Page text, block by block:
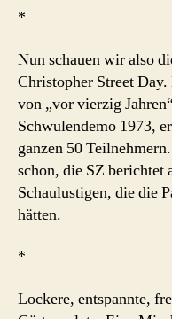
*
Nun schauen wir also
Christopher Street
von „vor vierzig
Schwulendemo 1973,
ganzen 50
schon, die SZ
Schaulustigen, die die
hätten.
*
Lockere, entspannte,